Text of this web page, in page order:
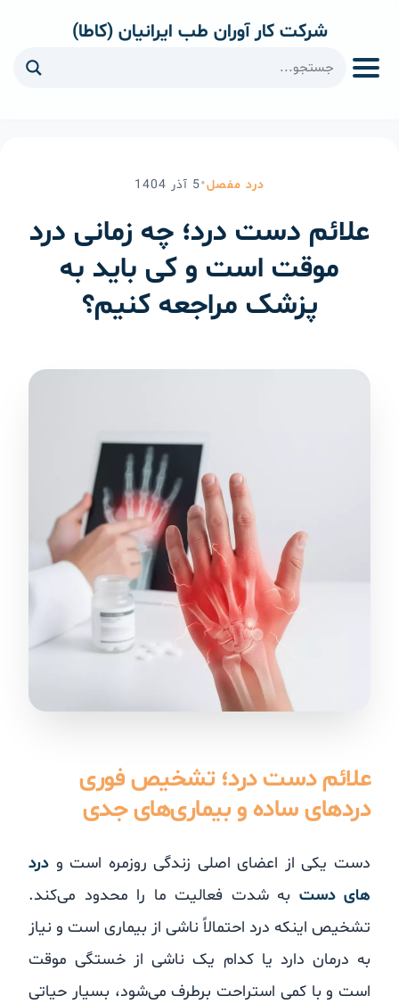
شرکت کار آوران طب ایرانیان (کاطا)
درد مفصل•
5 آذر 1404
علائم دست درد؛ چه زمانی درد
موقت است و کی باید به
پزشک مراجعه کنیم؟
علائم دست درد؛ تشخیص فوری
دردهای ساده و بیماری‌های جدی
دست یکی از اعضای اصلی زندگی روزمره است و درد
های دستبه شدت فعالیت ما را محدود می‌کند.
تشخیص اینکه درد احتمالاً ناشی از بیماری است و نیاز
به درمان دارد یا کدام یک ناشی از خستگی موقت
است و با کمی استراحت برطرف می‌شود، بسیار حیاتی